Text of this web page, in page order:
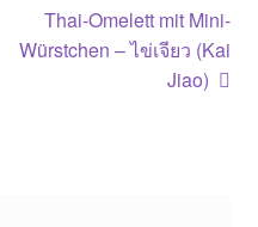
Nächster
Beitrag:
Thai-Omelett mit Mini-
Würstchen – ไข่เจียว (Kai
Jiao)